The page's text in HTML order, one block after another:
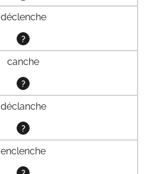
déclenche
?
canche
?
déclanche
?
enclenche